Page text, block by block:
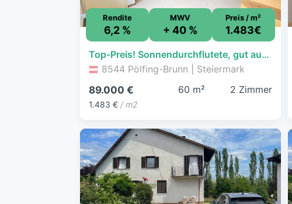
Rendite
6,2 %
MWV
+ 40 %
Preis / m²
1.483€
Top-Preis! Sonnendurchflutete, gut aufgeteilte Wohnung sucht neue Besitzer!
8544 Pölfing-Brunn | Steiermark
89.000 €
1.483 € / m2
60 m² 2 Zimmer